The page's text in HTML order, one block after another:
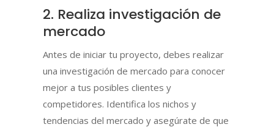
2. Realiza investigación de
mercado
Antes de iniciar tu proyecto, debes realizar
una investigación de mercado para conocer
mejor a tus posibles clientes y
competidores. Identifica los nichos y
tendencias del mercado y asegúrate de que